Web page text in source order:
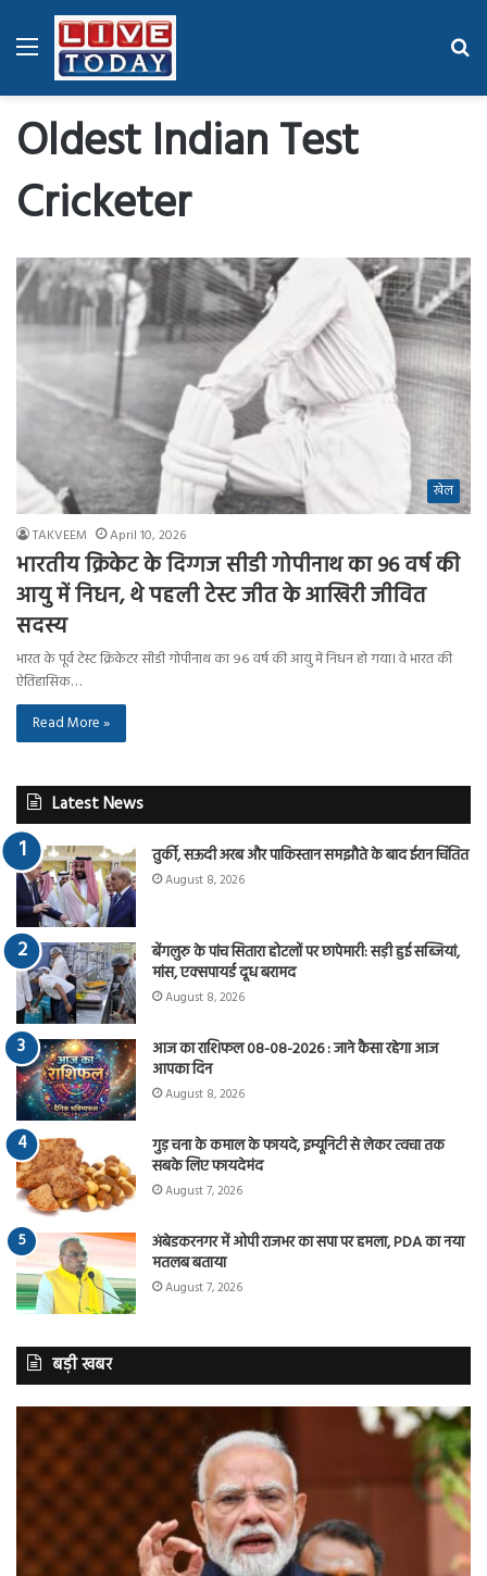
Menu
Oldest Indian Test
Cricketer
खेल
TAKVEEM April 10, 2026
भारतीय क्रिकेट के दिग्गज सीडी गोपीनाथ का 96 वर्ष की
आयु में निधन, थे पहली टेस्ट जीत के आखिरी जीवित
सदस्य
भारत के पूर्व टेस्ट क्रिकेटर सीडी गोपीनाथ का ९६ वर्ष की आयु में निधन हो गया। वे भारत की
ऐतिहासिक…
Read More »
Latest News
तुर्की, सऊदी अरब और पाकिस्तान समझौते के बाद ईरान चिंतित
August 8, 2026
बेंगलुरु के पांच सितारा होटलों पर छापेमारी: सड़ी हुई सब्जियां,
मांस, एक्सपायर्ड दूध बरामद
August 8, 2026
आज का राशिफल 08-08-2026 : जाने कैसा रहेगा आज
आपका दिन
August 8, 2026
गुड़ चना के कमाल के फायदे, इम्यूनिटी से लेकर त्वचा तक
सबके लिए फायदेमंद
August 7, 2026
अंबेडकरनगर में ओपी राजभर का सपा पर हमला, PDA का नया
मतलब बताया
August 7, 2026
बड़ी खबर